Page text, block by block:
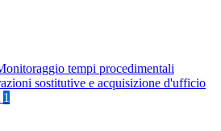
tempi procedimentali
sostitutive e acquisizione d'ufficio
1